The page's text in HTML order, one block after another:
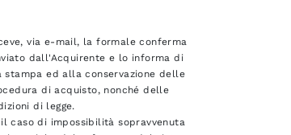
via e-mail, la formale conferma
dall'Acquirente e lo informa di
ed alla conservazione delle
di acquisto, nonché delle
di legge.
caso di impossibilità sopravvenuta